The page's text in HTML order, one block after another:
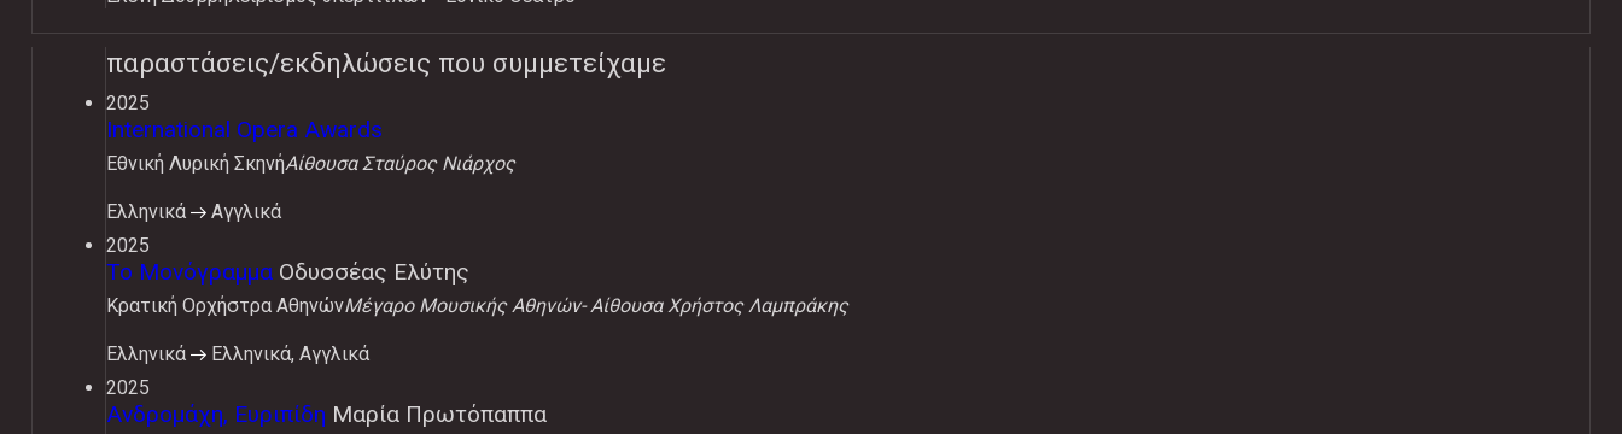
παραστάσεις/εκδηλώσεις που συμμετείχαμε
2025
International Opera Awards
Εθνική Λυρική ΣκηνήΑίθουσα Σταύρος Νιάρχος
Ελληνικά
Αγγλικά
2025
Το Μονόγραμμα Οδυσσέας Ελύτης
Κρατική Ορχήστρα ΑθηνώνΜέγαρο Μουσικής Αθηνών- Αίθουσα Χρήστος Λαμπράκης
Ελληνικά
Ελληνικά, Αγγλικά
2025
Ανδρομάχη, Ευριπίδη Μαρία Πρωτόπαππα